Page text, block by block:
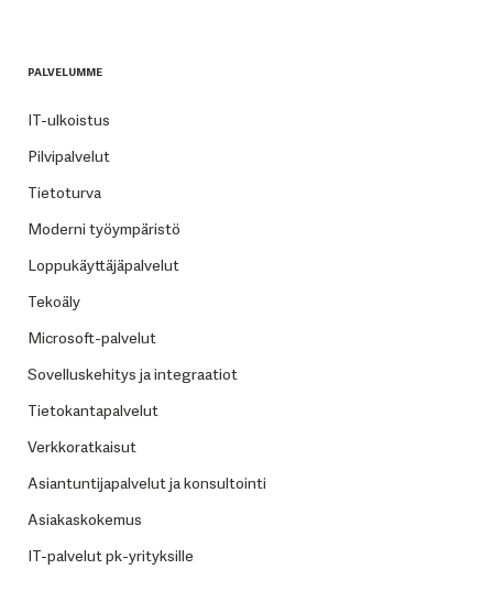
PALVELUMME
IT-ulkoistus
Pilvipalvelut
Tietoturva
Moderni työympäristö
Loppukäyttäjäpalvelut
Tekoäly
Microsoft-palvelut
Sovelluskehitys ja integraatiot
Tietokantapalvelut
Verkkoratkaisut
Asiantuntijapalvelut ja konsultointi
Asiakaskokemus
IT-palvelut pk-yrityksille